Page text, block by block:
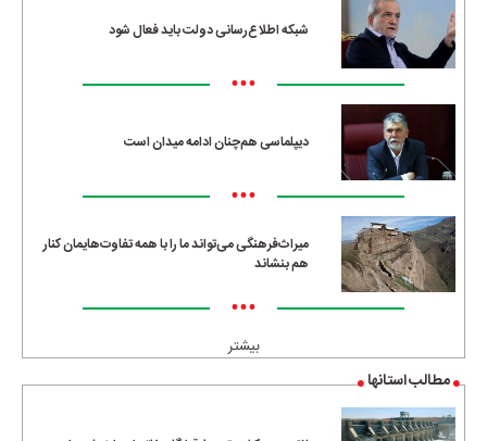
شبکه اطلاع‌رسانی دولت باید فعال شود
•••
دیپلماسی هم‌چنان ادامه میدان است
•••
میراث‌فرهنگی می‌تواند ما را با همه تفاوت‌هایمان کنار
هم بنشاند
•••
بیشتر
مطالب استانها